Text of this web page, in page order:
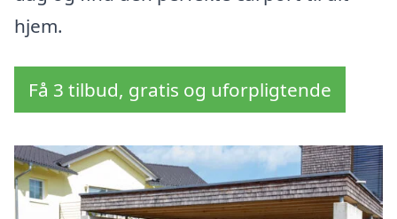
hjem.
Få 3 tilbud, gratis og uforpligtende